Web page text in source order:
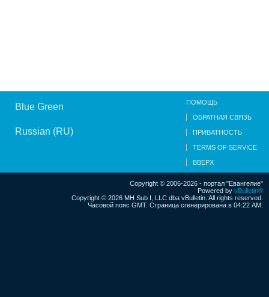
Blue Green
Russian (RU)
ПОМОЩЬ
ОБРАТНАЯ СВЯЗЬ
ПРИВАТНОСТЬ
TERMS OF SERVICE
ВВЕРХ
Copyright © 2006-2026 - портал "Евангелие"
Powered by vBulletin®
Copyright © 2026 MH Sub I, LLC dba vBulletin. All rights reserved.
Часовой пояс GMT. Страница сгенерирована в 04:22 AM.